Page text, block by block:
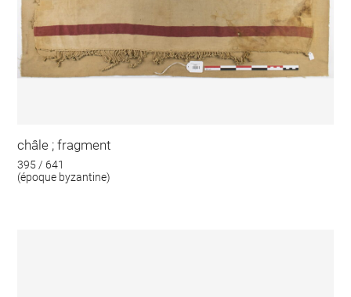
châle ; fragment
395 / 641
(époque byzantine)